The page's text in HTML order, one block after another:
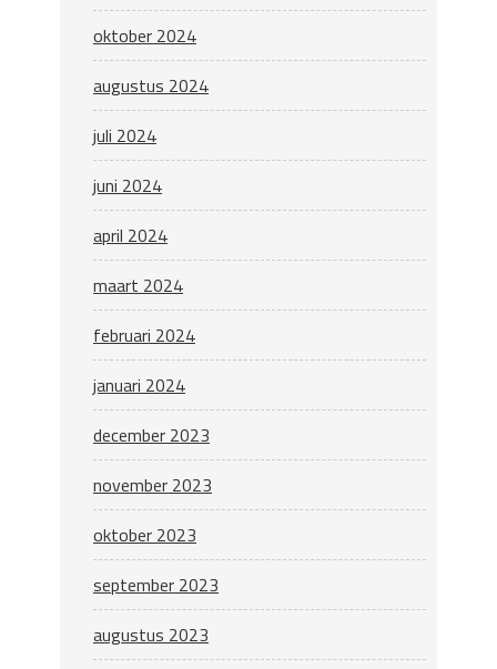
oktober 2024
augustus 2024
juli 2024
juni 2024
april 2024
maart 2024
februari 2024
januari 2024
december 2023
november 2023
oktober 2023
september 2023
augustus 2023